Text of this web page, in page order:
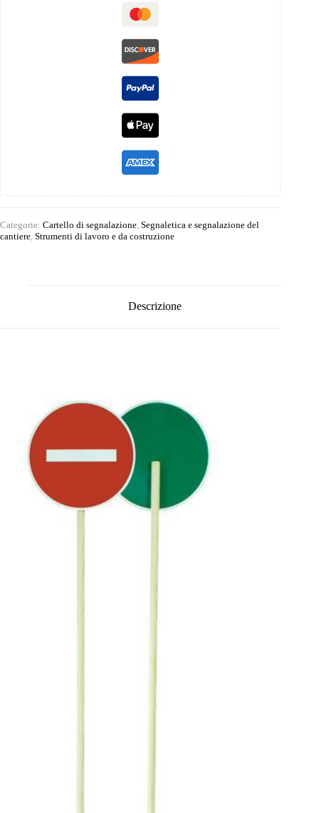
Categorie: Cartello di segnalazione Segnaletica e segnalazione del
cantiere Strumenti di lavoro e da costruzione
Descrizione